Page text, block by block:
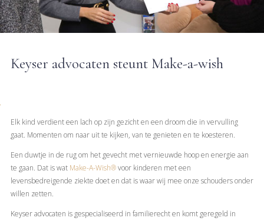
Keyser advocaten steunt Make-a-wish
Elk kind verdient een lach op zijn gezicht en een droom die in vervulling
gaat. Momenten om naar uit te kijken, van te genieten en te koesteren.
Een duwtje in de rug om het gevecht met vernieuwde hoop en energie aan
te gaan. Dat is wat Make-A-Wish®voor kinderen met een
levensbedreigende ziekte doet en dat is waar wij mee onze schouders onder
willen zetten.
Keyser advocaten is gespecialiseerd in familierecht en komt geregeld in